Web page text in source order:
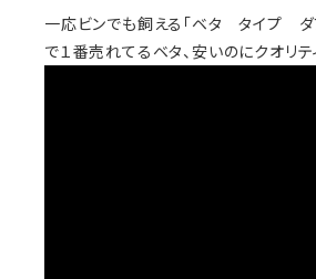
一応ビンでも飼える「ベタ タイプ ダ
で１番売れてるベタ、安いのにクオリテ